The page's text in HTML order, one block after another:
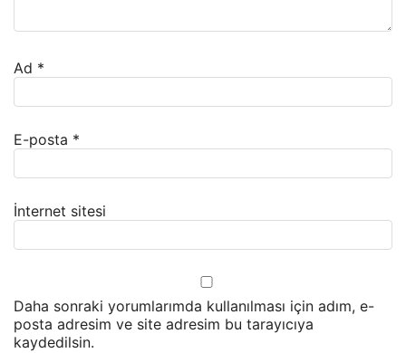
Ad *
E-posta *
İnternet sitesi
Daha sonraki yorumlarımda kullanılması için adım, e-
posta adresim ve site adresim bu tarayıcıya
kaydedilsin.